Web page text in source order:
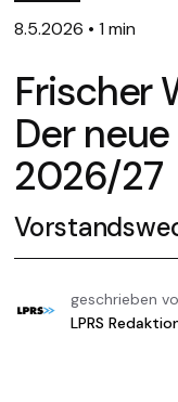
8.5.2026 • 1 min
Frischer
Der
2026/27
geschrieben
LPRS